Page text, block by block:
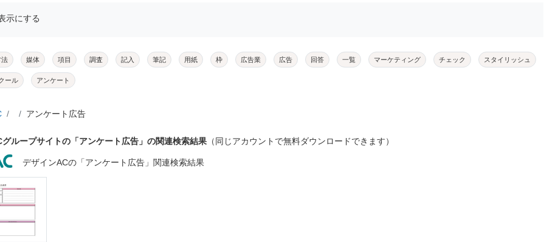
示にする
法 媒体 項目 調査 記入 筆記 用紙 枠 広告業 広告 回答 一覧 マーケティング チェック スタイリッシュ
ール アンケート
アンケート広告
ループサイトの「アンケート広告」の関連検索結果 （同じアカウントで無料ダウンロードできます）
デザインACの「アンケート広告」関連検索結果